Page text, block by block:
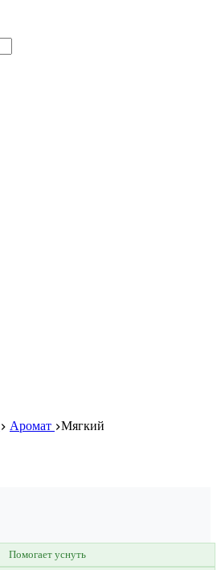
Аромат Мягкий
Помогает уснуть